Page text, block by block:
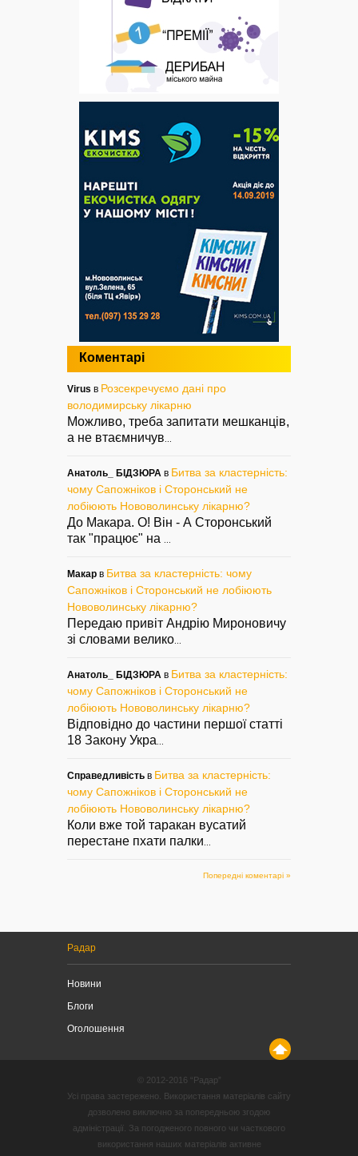
Коментарі
Virus в Розсекречуємо дані про
володимирську лікарню
Можливо, треба запитати мешканців,
а не втаємничув...
Анатоль_ БІДЗЮРА в Битва за кластерність:
чому Сапожніков і Сторонський не
лобіюють Нововолинську лікарню?
До Макара. О! Він - А Сторонський
так "працює" на ...
Макар в Битва за кластерність: чому
Сапожніков і Сторонський не лобіюють
Нововолинську лікарню?
Передаю привіт Андрію Мироновичу
зі словами велико...
Анатоль_ БІДЗЮРА в Битва за кластерність:
чому Сапожніков і Сторонський не
лобіюють Нововолинську лікарню?
Відповідно до частини першої статті
18 Закону Укра...
Справедливість в Битва за кластерність:
чому Сапожніков і Сторонський не
лобіюють Нововолинську лікарню?
Коли вже той таракан вусатий
перестане пхати палки...
Попередні коментарі »
Радар
Новини
Блоги
Оголошення
© 2012-2016 “Радар”
Усі права застережено. Використання матеріалів сайту
дозволено виключно за попередньою згодою
адміністрації. За погодженого повного чи часткового
використання наших матеріалів активне